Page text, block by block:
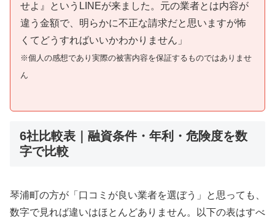
せよ』というLINEが来ました。元の業者とは内容が
違う金額で、明らかに不正な請求だと思いますが怖
くてどうすればいいかわかりません」
※個人の感想であり実際の被害内容を保証するものではありませ
ん
6社比較表｜融資条件・年利・危険度を数
字で比較
琴浦町の方が「口コミが良い業者を選ぼう」と思っても、
数字で見れば違いはほとんどありません。以下の表はすべ